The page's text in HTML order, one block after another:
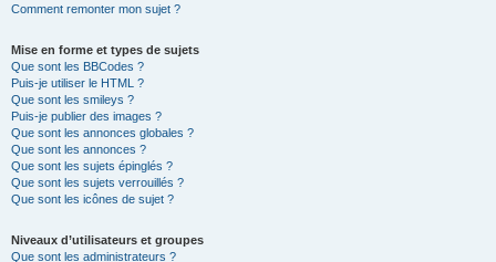
Comment remonter mon sujet ?
Mise en forme et types de sujets
Que sont les BBCodes ?
Puis-je utiliser le HTML ?
Que sont les smileys ?
Puis-je publier des images ?
Que sont les annonces globales ?
Que sont les annonces ?
Que sont les sujets épinglés ?
Que sont les sujets verrouillés ?
Que sont les icônes de sujet ?
Niveaux d’utilisateurs et groupes
Que sont les administrateurs ?